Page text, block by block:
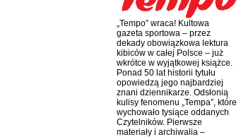
„Tempo” wraca! Kultowa
gazeta sportowa – przez
dekady obowiązkowa lektura
kibiców w całej Polsce – już
wkrótce w wyjątkowej książce.
Ponad 50 lat historii tytułu
opowiedzą jego najbardziej
znani dziennikarze. Odsłonią
kulisy fenomenu „Tempa”, które
wychowało tysiące oddanych
Czytelników. Pierwsze
materiały i archiwalia –